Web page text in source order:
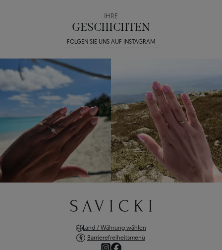
IHRE
GESCHICHTEN
FOLGEN SIE UNS AUF INSTAGRAM
Land / Währung wählen
Barrierefreiheitsmenü